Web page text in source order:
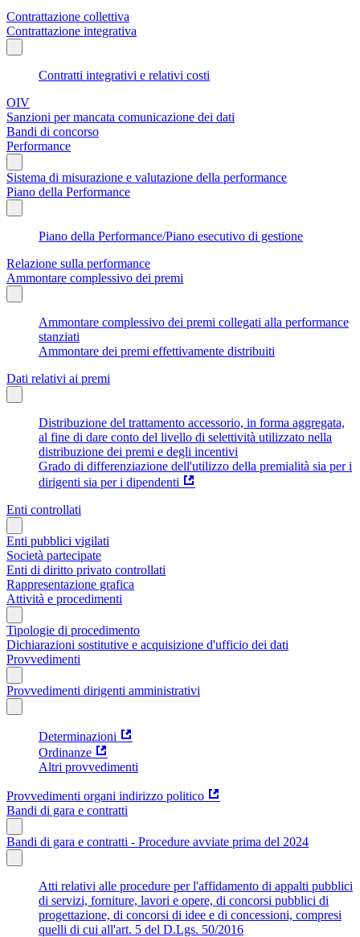
Contrattazione collettiva
Contrattazione integrativa
Contratti integrativi e relativi costi
OIV
Sanzioni per mancata comunicazione dei dati
Bandi di concorso
Performance
Sistema di misurazione e valutazione della performance
Piano della Performance
Piano della Performance/Piano esecutivo di gestione
Relazione sulla performance
Ammontare complessivo dei premi
Ammontare complessivo dei premi collegati alla performance
stanziati
Ammontare dei premi effettivamente distribuiti
Dati relativi ai premi
Distribuzione del trattamento accessorio, in forma aggregata,
al fine di dare conto del livello di selettività utilizzato nella
distribuzione dei premi e degli incentivi
Grado di differenziazione dell'utilizzo della premialità sia per i
dirigenti sia per i dipendenti
Enti controllati
Enti pubblici vigilati
Società partecipate
Enti di diritto privato controllati
Rappresentazione grafica
Attività e procedimenti
Tipologie di procedimento
Dichiarazioni sostitutive e acquisizione d'ufficio dei dati
Provvedimenti
Provvedimenti dirigenti amministrativi
Determinazioni
Ordinanze
Altri provvedimenti
Provvedimenti organi indirizzo politico
Bandi di gara e contratti
Bandi di gara e contratti - Procedure avviate prima del 2024
Atti relativi alle procedure per l'affidamento di appalti pubblici
di servizi, forniture, lavori e opere, di concorsi pubblici di
progettazione, di concorsi di idee e di concessioni, compresi
quelli di cui all'art. 5 del D.Lgs. 50/2016